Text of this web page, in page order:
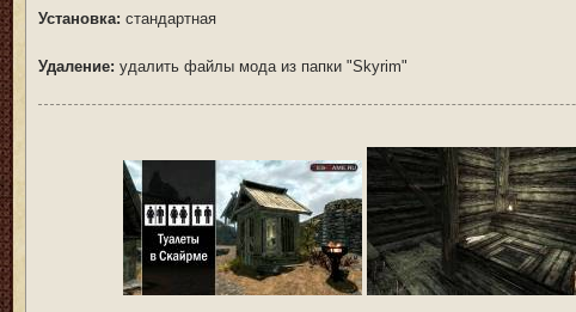
Установка: стандартная
Удаление: удалить файлы мода из папки "Skyrim"